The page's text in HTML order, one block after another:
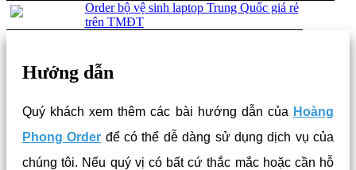
Order bộ vệ sinh laptop Trung Quốc giá rẻ
trên TMĐT
Hướng dẫn
Quý khách xem thêm các bài hướng dẫn của Hoàng
Phong Order để có thể dễ dàng sử dụng dịch vụ của
chúng tôi. Nếu quý vị có bất cứ thắc mắc hoặc cần hỗ